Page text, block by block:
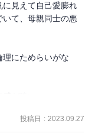
に見えて自己愛膨れ
いて、母親同士の悪
にためらいがな
投稿日 : 2023.09.27